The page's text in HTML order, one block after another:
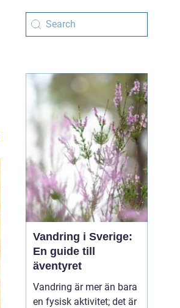
Vandring i Sverige:
En guide till
äventyret
Vandring är mer än bara
en fysisk aktivitet; det är